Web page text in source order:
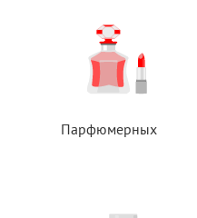
Парфюмерных